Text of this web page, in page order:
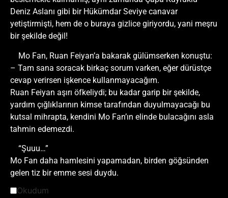
Deniz Aslanı gibi bir Hükümdar Seviye canavar
yetiştirmişti, hem de o buraya gizlice giriyordu, yani meşru
bir şekilde değil!
Mo Fan, Ruan Feiyan’a bakarak gülümserken konuştu:
– Tam sana soracak birkaç sorum varken, eğer dürüstçe
cevap verirsen işkence kullanmayacağım.
Ruan Feiyan aşırı öfkeliydi; bu kadar garip bir şekilde,
yardım çığlıklarının kimse tarafından duyulmayacağı bu
kutsal mihrapta, kendini Mo Fan’ın elinde bulacağını asla
tahmin edemezdi.
“Şuuu…”
Mo Fan daha hamlesini yapamadan, birden göğsünden
gelen tiz bir emme sesi duydu.
Okudum